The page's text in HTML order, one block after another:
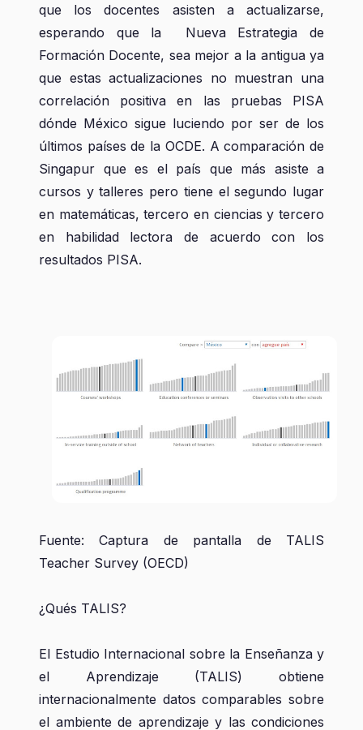
que los docentes asisten a actualizarse,
esperando que la Nueva Estrategia de
Formación Docente, sea mejor a la antigua ya
que estas actualizaciones no muestran una
correlación positiva en las pruebas PISA
dónde México sigue luciendo por ser de los
últimos países de la OCDE. A comparación de
Singapur que es el país que más asiste a
cursos y talleres pero tiene el segundo lugar
en matemáticas, tercero en ciencias y tercero
en habilidad lectora de acuerdo con los
resultados PISA.
Fuente: Captura de pantalla de TALIS
Teacher Survey (OECD)
¿Qués TALIS?
El Estudio Internacional sobre la Enseñanza y
el Aprendizaje (TALIS) obtiene
internacionalmente datos comparables sobre
el ambiente de aprendizaje y las condiciones